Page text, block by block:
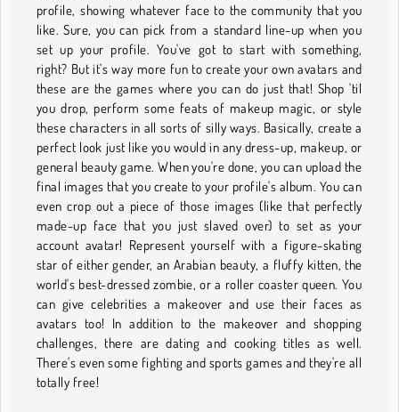
profile, showing whatever face to the community that you
like. Sure, you can pick from a standard line-up when you
set up your profile. You've got to start with something,
right? But it's way more fun to create your own avatars and
these are the games where you can do just that! Shop 'til
you drop, perform some feats of makeup magic, or style
these characters in all sorts of silly ways. Basically, create a
perfect look just like you would in any dress-up, makeup, or
general beauty game. When you're done, you can upload the
final images that you create to your profile's album. You can
even crop out a piece of those images (like that perfectly
made-up face that you just slaved over) to set as your
account avatar! Represent yourself with a figure-skating
star of either gender, an Arabian beauty, a fluffy kitten, the
world's best-dressed zombie, or a roller coaster queen. You
can give celebrities a makeover and use their faces as
avatars too! In addition to the makeover and shopping
challenges, there are dating and cooking titles as well.
There's even some fighting and sports games and they're all
totally free!